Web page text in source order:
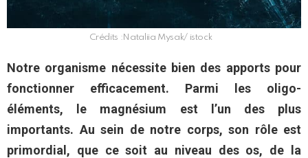
Crédits :Nataliia Mysak/ istock
Notre organisme nécessite bien des apports pour
fonctionner efficacement. Parmi les oligo-
éléments, le magnésium est l’un des plus
importants. Au sein de notre corps, son rôle est
primordial, que ce soit au niveau des os, de la